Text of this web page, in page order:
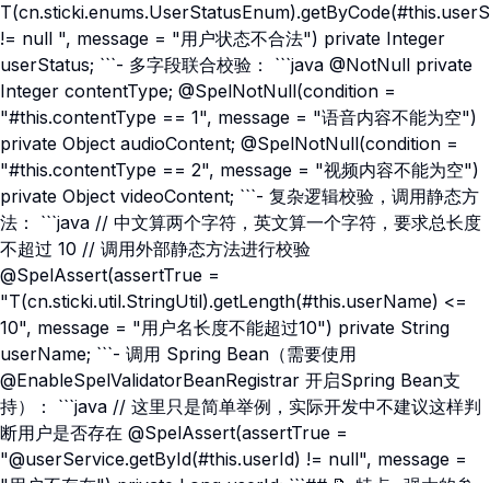
!= null ", message = "用户状态不合法") private Integer
userStatus; ```- 多字段联合校验： ```java @NotNull private
Integer contentType; @SpelNotNull(condition =
"#this.contentType == 1", message = "语音内容不能为空")
private Object audioContent; @SpelNotNull(condition =
"#this.contentType == 2", message = "视频内容不能为空")
private Object videoContent; ```- 复杂逻辑校验，调用静态方
法： ```java // 中文算两个字符，英文算一个字符，要求总长度
不超过 10 // 调用外部静态方法进行校验
@SpelAssert(assertTrue =
"T(cn.sticki.util.StringUtil).getLength(#this.userName) <=
10", message = "用户名长度不能超过10") private String
userName; ```- 调用 Spring Bean（需要使用
@EnableSpelValidatorBeanRegistrar 开启Spring Bean支
持）： ```java // 这里只是简单举例，实际开发中不建议这样判
断用户是否存在 @SpelAssert(assertTrue =
"@userService.getById(#this.userId) != null", message =